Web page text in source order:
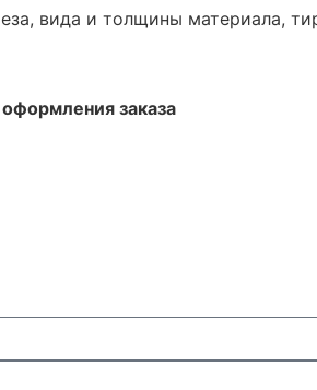
вида и толщины материала,
заказа